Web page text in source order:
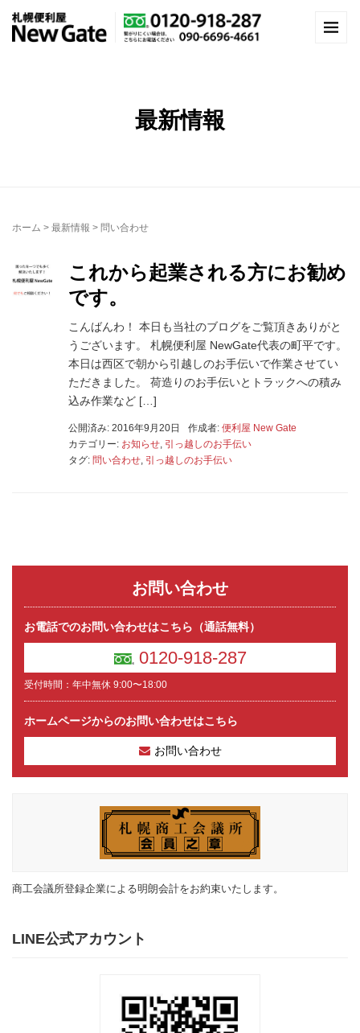
最新情報
ホーム > 最新情報 > 問い合わせ
これから起業される方にお勧め
です。
こんばんわ！ 本日も当社のブログをご覧頂きありがと
うございます。 札幌便利屋 NewGate代表の町平です。
本日は西区で朝から引越しのお手伝いで作業させてい
ただきました。 荷造りのお手伝いとトラックへの積み
込み作業など […]
公開済み: 2016年9月20日 作成者: 便利屋 New Gate
カテゴリー: お知らせ 引っ越しのお手伝い
タグ: 問い合わせ 引っ越しのお手伝い
お問い合わせ
お電話でのお問い合わせはこちら（通話無料）
0120-918-287
受付時間：年中無休 9:00〜18:00
ホームページからのお問い合わせはこちら
お問い合わせ
商工会議所登録企業による明朗会計をお約束いたします。
LINE公式アカウント